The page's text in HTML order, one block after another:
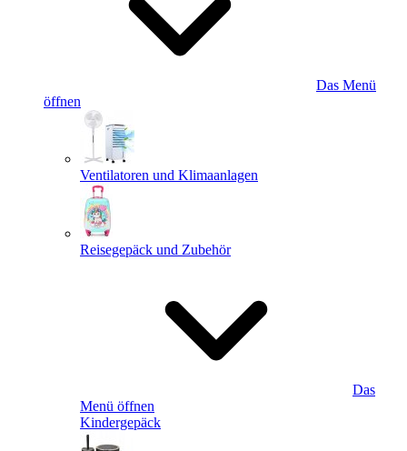
Das Menü
öffnen
Ventilatoren und Klimaanlagen
Reisegepäck und Zubehör
Das
Menü öffnen
Kindergepäck